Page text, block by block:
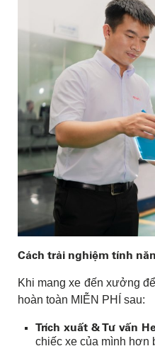
Cách trải nghiệm tính
Khi mang xe đến xưởng
hoàn toàn MIỄN PHÍ sau:
Trích xuất & Tư vấn
chiếc xe của mình hơn